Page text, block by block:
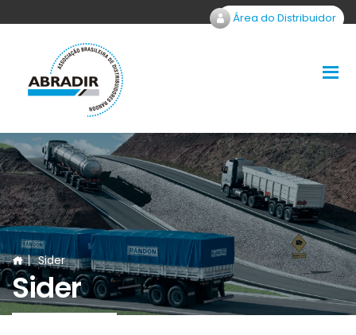
Área do Distribuidor
Sider
Sider